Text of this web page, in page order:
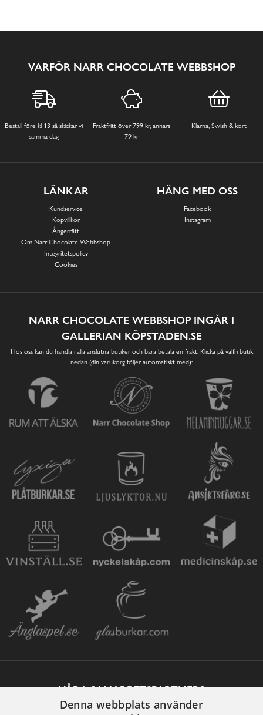
VARFÖR NARR CHOCOLATE WEBBSHOP
Beställ före kl 13 så skickar vi
samma dag
Fraktfritt över 799 kr, annars
79 kr
Klarna, Swish & kort
LÄNKAR
Kundservice
Köpvillkor
Ångerrätt
Om Narr Chocolate Webbshop
Integritetspolicy
Cookies
HÄNG MED OSS
Facebook
Instagram
NARR CHOCOLATE WEBBSHOP INGÅR I
GALLERIAN KÖPSTADEN.SE
Hos oss kan du handla i alla anslutna butiker och bara betala en frakt. Klicka på valfri butik
nedan (din varukorg följer automatiskt med):
VÅRA SAMARBETSPARTNERS
Denna webbplats använder